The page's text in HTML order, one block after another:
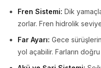
Fren Sistemi: Dik
zorlar. Fren hidrolik
Far Ayarı: Gece
yol açabilir. Farların